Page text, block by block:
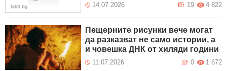
14.07.2026 4 822
19
Пещерните рисунки вече могат
да разказват не само истории, а
и човешка ДНК от хиляди години
11.07.2026 1 672
0